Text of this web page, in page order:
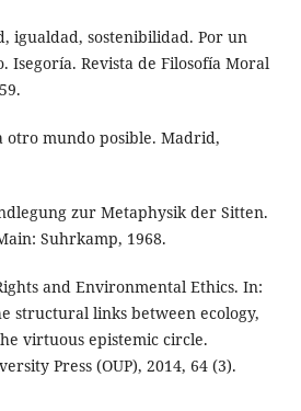
igualdad, sostenibilidad. Por un
Isegoría. Revista de Filosofía Moral
otro mundo posible. Madrid,
zur Metaphysik der Sitten.
Suhrkamp, 1968.
and Environmental Ethics. In:
structural links between ecology,
virtuous epistemic circle.
Press (OUP), 2014, 64 (3).